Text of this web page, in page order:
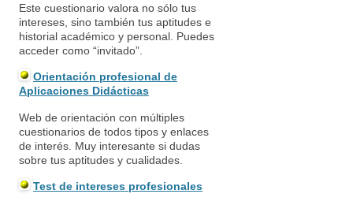
Este cuestionario valora no sólo tus
intereses, sino también tus aptitudes e
historial académico y personal. Puedes
acceder como “invitado”.
Orientación profesional de
Aplicaciones Didácticas
Web de orientación con múltiples
cuestionarios de todos tipos y enlaces
de interés. Muy interesante si dudas
sobre tus aptitudes y cualidades.
Test de intereses profesionales